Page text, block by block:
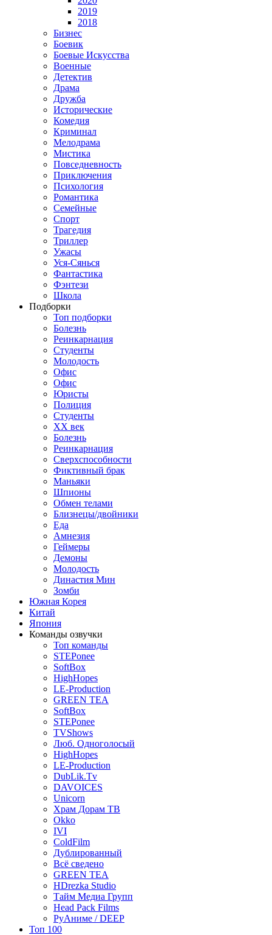
2019
2018
Бизнес
Боевик
Боевые Искусства
Военные
Детектив
Драма
Дружба
Исторические
Комедия
Криминал
Мелодрама
Мистика
Повседневность
Приключения
Психология
Романтика
Семейные
Спорт
Трагедия
Триллер
Ужасы
Уся-Сянься
Фантастика
Фэнтези
Школа
Подборки
Топ подборки
Болезнь
Реинкарнация
Студенты
Молодость
Офис
Офис
Юристы
Полиция
Студенты
ХХ век
Болезнь
Реинкарнация
Сверхспособности
Фиктивный брак
Маньяки
Шпионы
Обмен телами
Близнецы/двойники
Еда
Амнезия
Геймеры
Демоны
Молодость
Династия Мин
Зомби
Южная Корея
Китай
Япония
Команды озвучки
Топ команды
STEPonee
SoftBox
HighHopes
LE-Production
GREEN TEA
SoftBox
STEPonee
TVShows
Люб. Одноголосый
HighHopes
LE-Production
DubLik.Tv
DAVOICES
Unicorn
Храм Дорам ТВ
Okko
IVI
ColdFilm
Дублированный
Всё сведено
GREEN TEA
HDrezka Studio
Тайм Медиа Групп
Head Pack Films
РуАниме / DEEP
Топ 100